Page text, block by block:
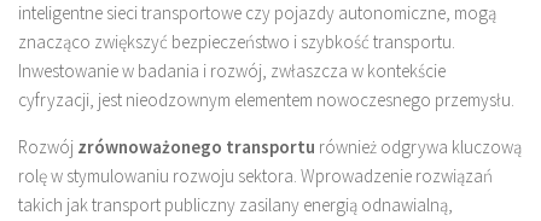
inteligentne sieci transportowe czy pojazdy autonomiczne, mogą
znacząco zwiększyć bezpieczeństwo i szybkość transportu.
Inwestowanie w badania i rozwój, zwłaszcza w kontekście
cyfryzacji, jest nieodzownym elementem nowoczesnego przemysłu.
Rozwój zrównoważonego transportu również odgrywa kluczową
rolę w stymulowaniu rozwoju sektora. Wprowadzenie rozwiązań
takich jak transport publiczny zasilany energią odnawialną,